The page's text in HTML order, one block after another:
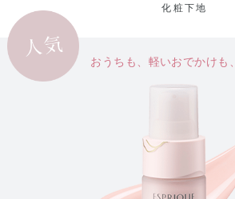
化粧下地
おうちも、軽いおでかけも、